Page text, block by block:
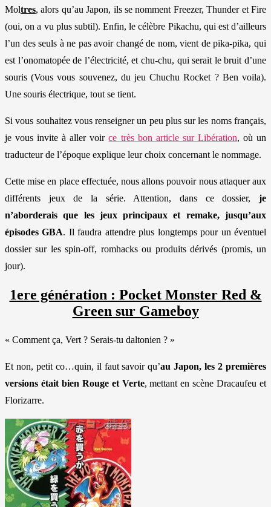
Moltres, alors qu’au Japon, ils se nomment Freezer, Thunder et Fire
(oui, on a vu plus subtil). Enfin, le célèbre Pikachu, qui est d’ailleurs
l’un des seuls à ne pas avoir changé de nom, vient de pika-pika, qui
est l’onomatopée de l’électricité, et chu-chu, qui serait le bruit d’une
souris (Vous vous souvenez, du jeu Chuchu Rocket ? Ben voila).
Une souris électrique, tout se tient.
Si vous souhaitez vous renseigner un peu plus sur les noms français,
je vous invite à aller voirce très bon article sur Libération, où un
traducteur de l’époque explique leur choix concernant le nommage.
Cette mise en place effectuée, nous allons pouvoir nous attaquer aux
différents jeux de la série. Attention, dans ce dossier, je
n’aborderais que les jeux principaux et remake, jusqu’aux
épisodes GBA. Il faudra attendre plus longtemps pour un éventuel
dossier sur les spin-off, romhacks ou produits dérivés (promis, un
jour).
1ere génération : Pocket Monster Red &
Green sur Gameboy
« Comment ça, Vert ? Serais-tu daltonien ? »
Et non, petit co…quin, il faut savoir qu’au Japon, les 2 premières
versions était bien Rouge et Verte, mettant en scène Dracaufeu et
Florizarre.